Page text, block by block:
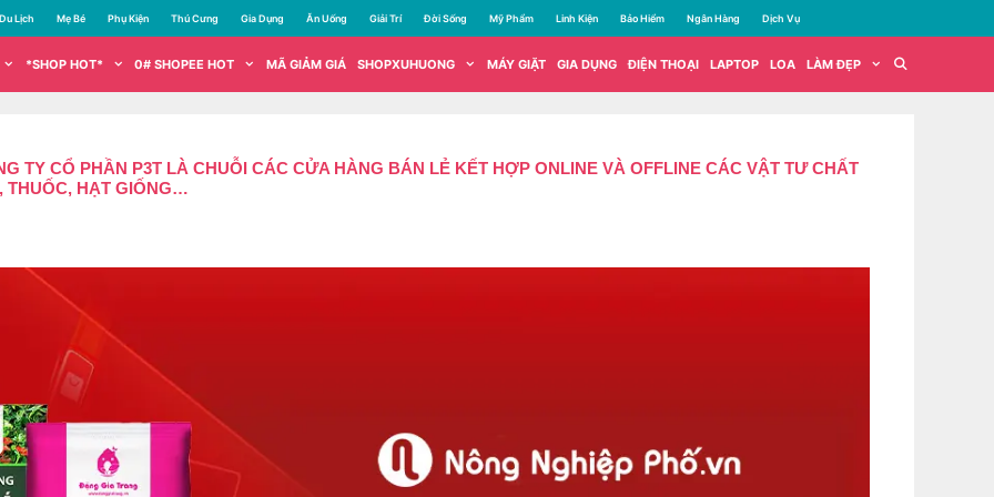
Du Lịch Mẹ Bé Phụ Kiện Thú Cưng Gia Dụng Ăn Uống Giải Trí Đời Sống Mỹ Phẩm Linh Kiện Bảo Hiểm Ngân Hàng Dịch Vụ
*SHOP HOT* 0# SHOPEE HOT MÃ GIẢM GIÁ SHOPXUHUONG MÁY GIẶT GIA DỤNG ĐIỆN THOẠI LAPTOP LOA LÀM ĐẸP
TY CỔ PHẦN P3T LÀ CHUỖI CÁC CỬA HÀNG BÁN LẺ KẾT HỢP ONLINE VÀ OFFLINE CÁC VẬT TƯ CHẤT
THUỐC, HẠT GIỐNG…